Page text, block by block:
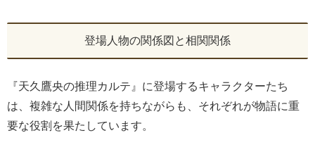
登場人物の関係図と相関関係
『天久鷹央の推理カルテ』に登場するキャラクターたち
は、複雑な人間関係を持ちながらも、それぞれが物語に重
要な役割を果たしています。